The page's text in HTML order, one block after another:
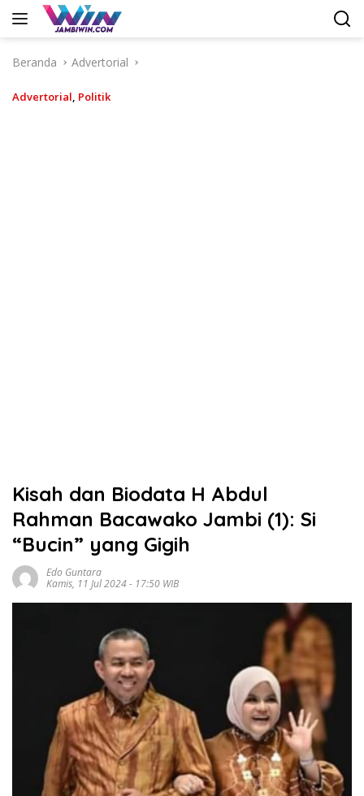
Langsung
Beranda
Advertorial
Advertorial, Politik
Kisah dan Biodata H Abdul
Rahman Bacawako Jambi (1): Si
“Bucin” yang Gigih
Edo Guntara
Kamis, 11 Jul 2024 - 17:50 WIB